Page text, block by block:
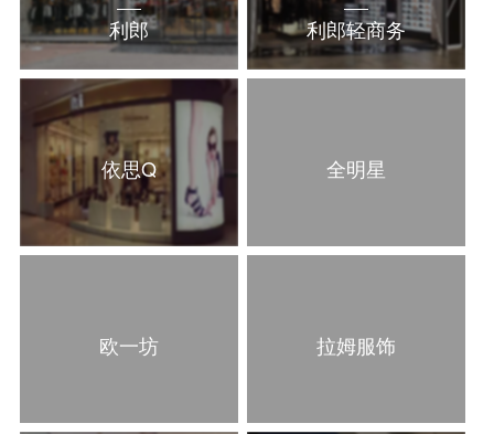
利郎 利郎轻商务
依思Q 全明星
欧一坊 拉姆服饰